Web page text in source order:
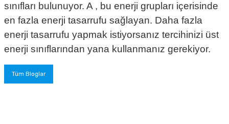
sınıfları bulunuyor. A , bu enerji grupları içerisinde
en fazla enerji tasarrufu sağlayan. Daha fazla
enerji tasarrufu yapmak istiyorsanız tercihinizi üst
enerji sınıflarından yana kullanmanız gerekiyor.
Tüm Bloglar